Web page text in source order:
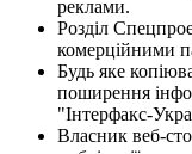
реклами.
Розділ
комерційними
Будь яке
поширення
"Інтерфакс-
Власник веб-